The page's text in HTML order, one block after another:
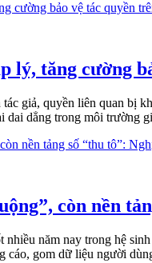
lý, tăng cường
giả, quyền liên quan bị
dai dẳng trong môi trường
còn nền
năm nay trong hệ
cáo, gom dữ liệu người